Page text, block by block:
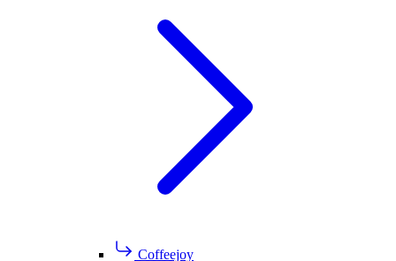
Coffeejoy